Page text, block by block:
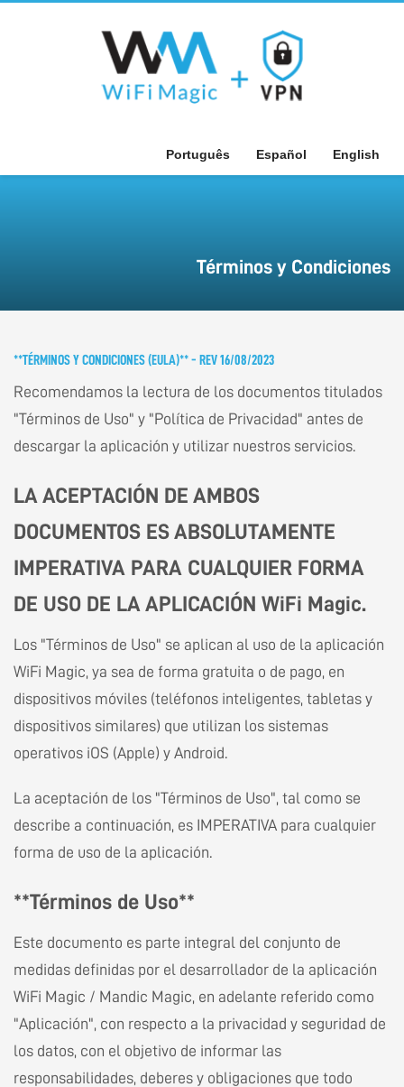
Português Español English
Términos y Condiciones
**TÉRMINOS Y CONDICIONES (EULA)** - REV 16/08/2023
Recomendamos la lectura de los documentos titulados
"Términos de Uso" y "Política de Privacidad" antes de
descargar la aplicación y utilizar nuestros servicios.
LA ACEPTACIÓN DE AMBOS
DOCUMENTOS ES ABSOLUTAMENTE
IMPERATIVA PARA CUALQUIER FORMA
DE USO DE LA APLICACIÓN WiFi Magic.
Los "Términos de Uso" se aplican al uso de la aplicación
WiFi Magic, ya sea de forma gratuita o de pago, en
dispositivos móviles (teléfonos inteligentes, tabletas y
dispositivos similares) que utilizan los sistemas
operativos iOS (Apple) y Android.
La aceptación de los "Términos de Uso", tal como se
describe a continuación, es IMPERATIVA para cualquier
forma de uso de la aplicación.
**Términos de Uso**
Este documento es parte integral del conjunto de
medidas definidas por el desarrollador de la aplicación
WiFi Magic / Mandic Magic, en adelante referido como
"Aplicación", con respecto a la privacidad y seguridad de
los datos, con el objetivo de informar las
responsabilidades, deberes y obligaciones que todo